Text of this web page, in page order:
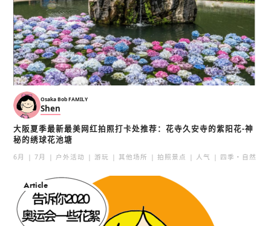
Osaka Bob FAMILY
Shen
大阪夏季最新最美网红拍照打卡处推荐：花寺久安寺的紫阳花-神
秘的绣球花池塘
6月 7月 户外活动 游玩 其他场所 拍照景点 人气 四季・自然
Article